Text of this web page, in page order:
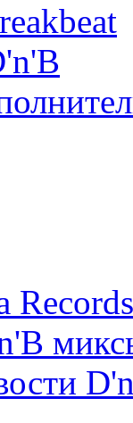
Records